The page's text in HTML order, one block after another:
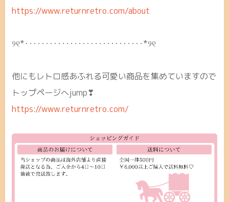
https://www.returnretro.com/about
୨୧*･････････････････････････････*୨୧
他にもレトロ感あふれる可愛い商品を集めていますので
トップページへjump❣
https://www.returnretro.com/